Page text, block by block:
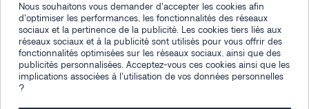
Suivi de commande
Connexion
Créez votre compte
Des questions
Contactez-nous
Nous souhaitons vous demander d'accepter les cookies afin
d'optimiser les performances, les fonctionnalités des réseaux
sociaux et la pertinence de la publicité. Les cookies tiers liés aux
réseaux sociaux et à la publicité sont utilisés pour vous offrir des
fonctionnalités optimisées sur les réseaux sociaux, ainsi que des
publicités personnalisées. Acceptez-vous ces cookies ainsi que les
implications associées à l'utilisation de vos données personnelles
?